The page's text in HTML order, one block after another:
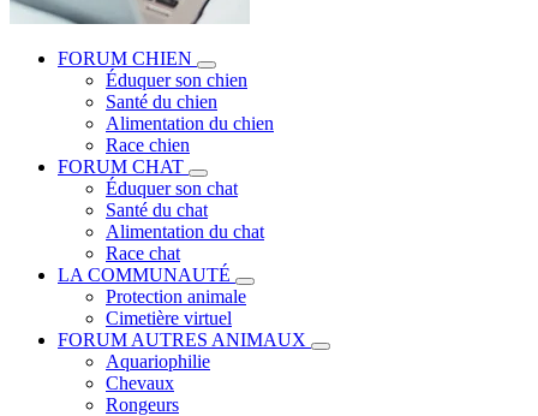
FORUM CHIEN
Éduquer son chien
Santé du chien
Alimentation du chien
Race chien
FORUM CHAT
Éduquer son chat
Santé du chat
Alimentation du chat
Race chat
LA COMMUNAUTÉ
Protection animale
Cimetière virtuel
FORUM AUTRES ANIMAUX
Aquariophilie
Chevaux
Rongeurs